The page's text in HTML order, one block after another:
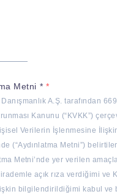
Metni *
A.Ş. tarafından
Kanunu (“KVKK”)
Verilerin İşlenmesine
(“Aydınlatma Metni”)
Metni’nde yer verilen
açık rıza verdiğimi ve
bilgilendirildiğimi kabul ve